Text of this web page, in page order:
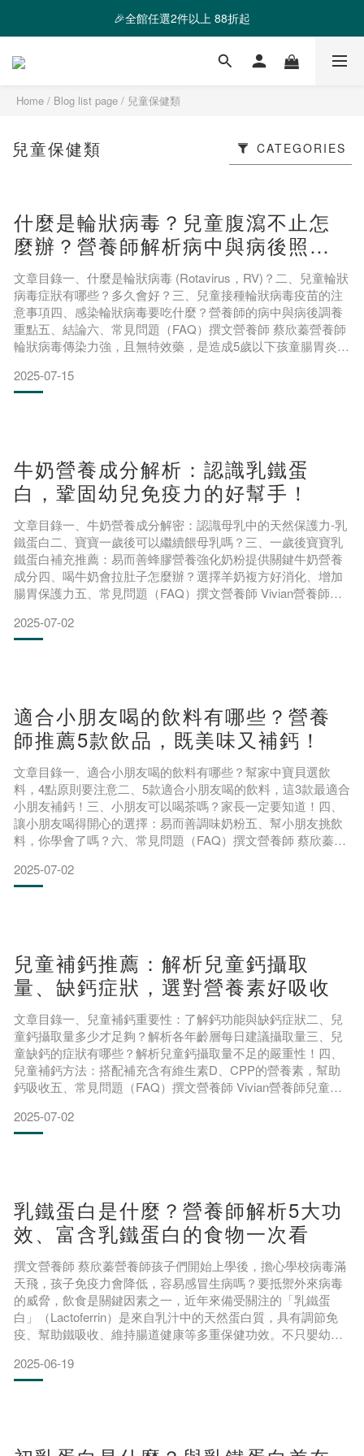
❤️ 霸氣優惠 滿額最高折888 👉去逛逛
🎉全館任選2件以上 88折起
❤️ 霸氣優惠 滿額最高折888 👉去逛逛
Home / Blog list page / 兒童保健類
兒童保健類 CATEGORIES
什麼是輪狀病毒？兒童腹瀉不止怎
麼辦？營養師解析病中與病後照護
要點
文章目錄一、什麼是輪狀病毒 (Rotavirus，RV)？二、兒童輪狀
病毒症狀有哪些？多久會好？三、兒童接種輪狀病毒疫苗的注
意事項四、感染輪狀病毒要吃什麼？營養師的病中與病後調養
重點五、結論六、常見問題（FAQ）撰文營養師 蔡欣蓁營養師
輪狀病毒傳染力強，且無特效藥，是造成5歲以下孩童腸胃炎入
理輪狀病毒的傳染途徑、症狀、疫苗接種與病中、病後調養注
意事項，幫助新手爸媽面對病毒的威脅，守護孩子的健康。
2025-07-15
牛奶營養成分解析：認識乳鐵蛋
白，鞏固幼兒免疫力的好幫手！
文章目錄一、牛奶營養成分解密：認識母乳中的天然保護力-乳
鐵蛋白二、寶寶一歲後可以繼續餵母乳嗎？三、一歲後寶寶乳
鐵蛋白補充推薦：易而善蜂膠營養強化奶粉提供關鍵牛奶營養
成分四、喝牛奶會拉肚子怎麼辦？選擇羊奶複方好消化、增加
腸胃保護力五、常見問題（FAQ）撰文營養師 Vivian營養師牛
充需更加注意，乳鐵蛋白作為牛奶營養成分中的重要元素，能
有效鞏固幼兒免疫力。本文將帶家長了解如何選擇合適營養
2025-07-02
適合小朋友喝的飲料有哪些？營養
師推薦5款飲品，既美味又補鈣！
文章目錄一、適合小朋友喝的飲料有哪些？幫家中寶貝選飲
料，4點原則要注意二、5款適合小朋友喝的飲料，這3款最適合
小朋友補鈣！三、小朋友可以喝茶嗎？家長一定要知道！四、
讓小朋友喝得開心的選擇：易而善調味奶粉五、幫小朋友挑飲
料，你學會了嗎？六、常見問題（FAQ）撰文營養師 蔡欣蓁營
常感到困惑：「究竟有哪些適合小朋友喝的飲料呢？」、「是
否有可以同時滿足味蕾又兼顧健康與營養的飲料？」事實上，
2025-07-02
兒童補鈣推薦：解析兒童鈣攝取
量、缺鈣症狀，選對營養素好吸收
文章目錄一、兒童補鈣重要性：了解鈣功能與缺鈣症狀二、兒
童鈣攝取量多少才足夠？解析各年齡層每日建議攝取量三、兒
童缺鈣的症狀有哪些？解析兒童鈣攝取量不足的嚴重性！四、
兒童補鈣方法：搭配補充含有維生素D、CPP的營養素，幫助
鈣吸收五、常見問題（FAQ）撰文營養師 Vivian營養師兒童補
經系統功能與整體免疫力。隨著現代飲食習慣改變，許多孩子
面臨鈣質不足的風險，因此應要了解兒童鈣攝取量，掌握各年
2025-07-02
乳鐵蛋白是什麼？營養師解析5大功
效、富含乳鐵蛋白的食物一次看
撰文營養師 蔡欣蓁營養師孩子們開始上學後，擔心學校病毒滿
天飛，孩子免疫力會降低，容易感冒生病嗎？要抵禦外來病毒
的威脅，飲食是關鍵因素之一，近年來備受關注的「乳鐵蛋
白」（Lactoferrin）是來自乳汁中的天然蛋白質，具有調節免
疫、幫助鐵吸收、維持腸道健康等多重保健功效。不只嬰幼
是什麼、有什麼功效、該怎麼補充與攝取！什麼是乳鐵蛋白
(Lactoferrin，LF)？乳鐵蛋白是一種多功能的鐵結合糖蛋白，廣
2025-06-19